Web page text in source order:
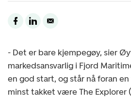
- Det er bare kjempegøy, sier
markedsansvarlig i Fjord
en god start, og står nå foran
minst takket være The Explorer